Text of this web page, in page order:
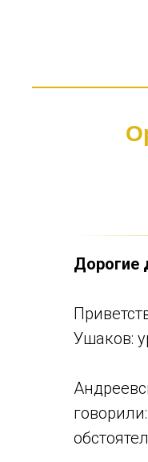
Дорогие
Ушаков: